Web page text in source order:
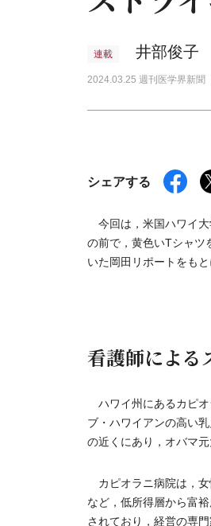
連載 井部俊子
2024.03.25 週刊医学界新聞
シェアする
今回は，米国ハワイ大
の前で，黄色いTシャツ
いた岡田リポートをもと
看護師による
ハワイ州にあるカピオ
ブ・ハワイアンの高い
の近くにあり，オバマ
カピオラニ病院は，女
など，低所得層から富
されており，経営の専